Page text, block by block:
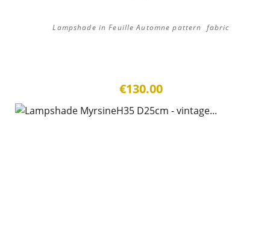
Lampshade in Feuille Automne pattern fabric
€130.00